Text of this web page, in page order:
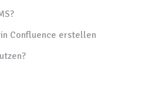
Confluence erstellen